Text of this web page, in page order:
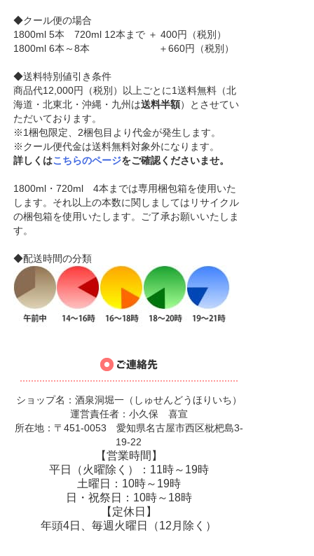
◆クール便の場合
1800ml 5本 720ml 12本まで ＋ 400円（税別）
1800ml 6本～8本 ＋660円（税別）
◆送料特別値引き条件
商品代12,000円（税別）以上ごとに1送料無料（北
海道・北東北・沖縄・九州は送料半額）とさせてい
ただいております。
※1梱包限定、2梱包目より代金が発生します。
※クール便代金は送料無料対象外になります。
詳しくはこちらのページをご確認くださいませ。
1800ml・720ml 4本までは専用梱包箱を使用いた
します。それ以上の本数に関しましてはリサイクル
の梱包箱を使用いたします。ご了承お願いいたしま
す。
◆配送時間の分類
ショップ名：酒泉洞堀一（しゅせんどうほりいち）
運営責任者：小久保 喜宣
所在地：〒451-0053 愛知県名古屋市西区枇杷島3-
19-22
【営業時間】
平日（火曜除く）：11時～19時
土曜日：10時～19時
日・祝祭日：10時～18時
【定休日】
年頭4日、毎週火曜日（12月除く）